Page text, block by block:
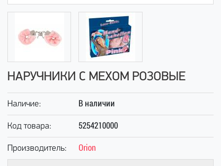
НАРУЧНИКИ С МЕХОМ РОЗОВЫЕ
Наличие: В наличии
Код товара: 5254210000
Производитель: Orion